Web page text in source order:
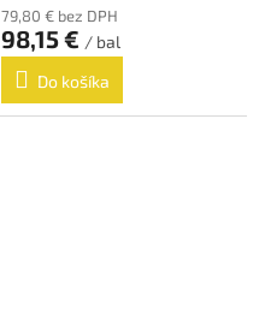
79,80 € bez DPH
98,15 € / bal
Do košíka